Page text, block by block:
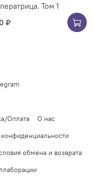
Том 1
₽
Оплата
О нас
обмена и возврата